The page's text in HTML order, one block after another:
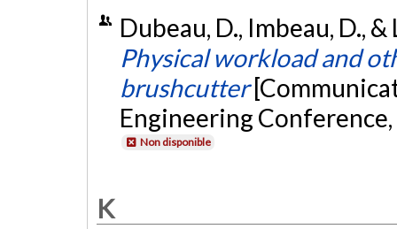
Dubeau, D., Imbeau, D.,
Physical workload and
brushcutter
Engineering
Non disponible
K